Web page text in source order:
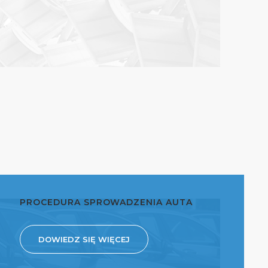
PROCEDURA SPROWADZENIA AUTA
DOWIEDZ SIĘ WIĘCEJ